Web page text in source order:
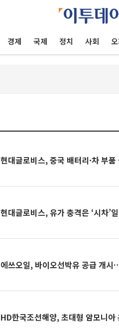
경제 국제 정치 사회
현대글로비스, 중국 배터리·차 부
현대글로비스, 유가 충격은 ‘시차’
에쓰오일, 바이오선박유 공급 개
HD한국조선해양, 초대형 암모니